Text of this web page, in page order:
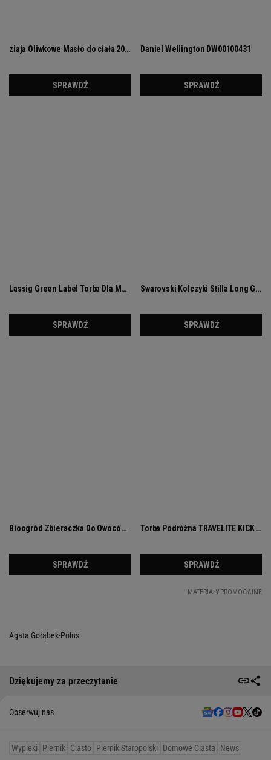
Agata Gołąbek-Polus
Dziękujemy za przeczytanie
Obserwuj nas
Wypieki Piernik Ciasto Piernik Staropolski Domowe Ciasta News